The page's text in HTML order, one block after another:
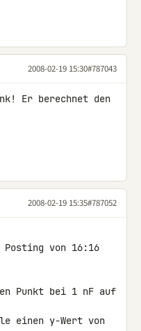
2008-02-19 15:30#787043
Er berechnet den
2008-02-19 15:35#787052
Posting von 16:16
Punkt bei 1 nF auf
einen y-Wert von